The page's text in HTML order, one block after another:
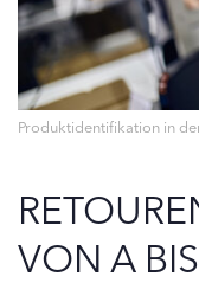
Produktidentifikation in
VON A